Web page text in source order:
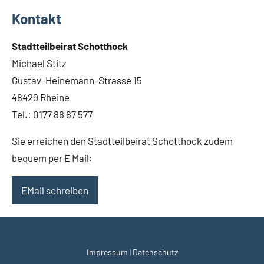
t
c
h
o
t
t
o
Kontakt
Stadtteilbeirat Schotthock
Michael Stitz
Gustav-Heinemann-Strasse 15
48429 Rheine
Tel.: 0177 88 87 577
Sie erreichen den Stadtteilbeirat Schotthock zudem
bequem per E Mail:
EMail schreiben
Impressum | Datenschutz